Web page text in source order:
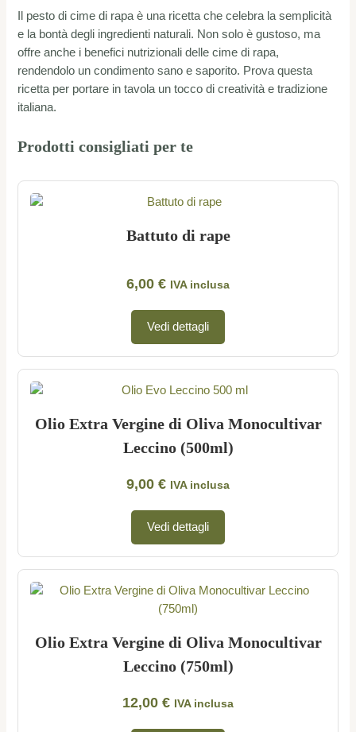
Il pesto di cime di rapa è una ricetta che celebra la semplicità
e la bontà degli ingredienti naturali. Non solo è gustoso, ma
offre anche i benefici nutrizionali delle cime di rapa,
rendendolo un condimento sano e saporito. Prova questa
ricetta per portare in tavola un tocco di creatività e tradizione
italiana.
Prodotti consigliati per te
Battuto di rape
6,00 € IVA inclusa
Vedi dettagli
Olio Extra Vergine di Oliva Monocultivar
Leccino (500ml)
9,00 € IVA inclusa
Vedi dettagli
Olio Extra Vergine di Oliva Monocultivar
Leccino (750ml)
12,00 € IVA inclusa